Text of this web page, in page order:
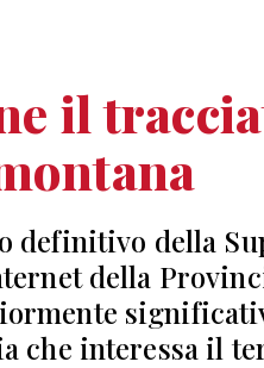
il
definitivo della
della
che interessa il